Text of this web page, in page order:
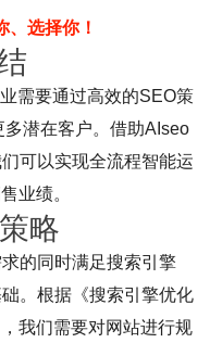
、选择你！
需要通过高效的SEO策
潜在客户。借助AIseo
可以实现全流程智能运
业绩。
略
的同时满足搜索引擎
。根据《搜索引擎优化
我们需要对网站进行规